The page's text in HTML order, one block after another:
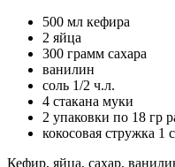
500 мл кефира
2 яйца
300 грамм сахара
ванилин
соль 1/2 ч.л.
4 стакана муки
2 упаковки по 18 гр
кокосовая стружка 1
Кефир, яйца, сахар,